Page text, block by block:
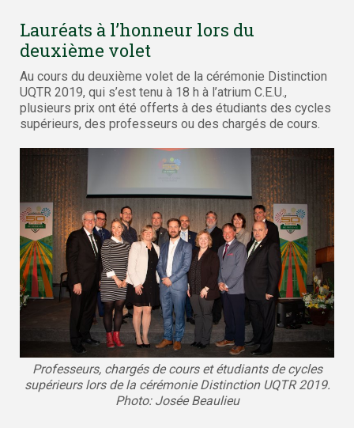
Lauréats à l’honneur lors du
deuxième volet
Au cours du deuxième volet de la cérémonie Distinction
UQTR 2019, qui s’est tenu à 18 h à l’atrium C.E.U.,
plusieurs prix ont été offerts à des étudiants des cycles
supérieurs, des professeurs ou des chargés de cours.
Professeurs, chargés de cours et étudiants de cycles
supérieurs lors de la cérémonie Distinction UQTR 2019.
Photo: Josée Beaulieu